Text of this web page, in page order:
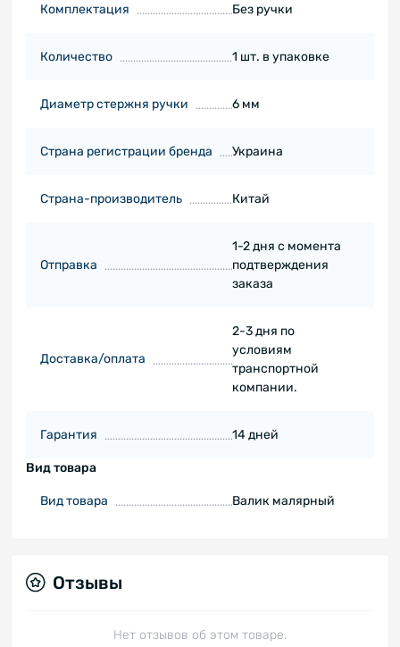
Комплектация Без ручки
Количество 1 шт. в упаковке
Диаметр стержня ручки 6 мм
Страна регистрации бренда Украина
Страна-производитель Китай
Отправка
1-2 дня с момента
подтверждения
заказа
Доставка/оплата
2-3 дня по
условиям
транспортной
компании.
Гарантия 14 дней
Вид товара
Вид товара Валик малярный
Отзывы
Нет отзывов об этом товаре.